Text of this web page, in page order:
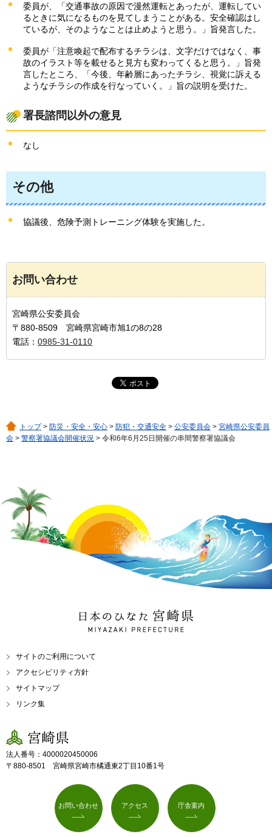
委員が、「交通事故の原因で漫然運転とあったが、運転してい
るときに気になるものを見てしまうことがある。安全確認はし
ているが、そのようなことは止めようと思う。」旨発言した。
委員が「注意喚起で配布するチラシは、文字だけではなく、事
故のイラスト等を載せると見方も変わってくると思う。」旨発
言したところ、「今後、年齢層にあったチラシ、視覚に訴える
ようなチラシの作成を行なっていく。」旨の説明を受けた。
署長諮問以外の意見
なし
その他
協議後、危険予測トレーニング体験を実施した。
お問い合わせ
宮崎県公安委員会
〒880-8509 宮崎県宮崎市旭1の8の28
電話： 0985-31-0110
トップ> 防災・安全・安心 > 防犯・交通安全 > 公安委員会 > 宮崎県公安委員
会 > 警察署協議会開催状況 > 令和6年6月25日開催の串間警察署協議会
日本のひなた 宮崎県
MIYAZAKI PREFECTURE
サイトのご利用について
アクセシビリティ方針
サイトマップ
リンク集
宮崎県
法人番号：4000020450006
〒880-8501 宮崎県宮崎市橘通東2丁目10番1号
お問い合わせ アクセス 庁舎案内